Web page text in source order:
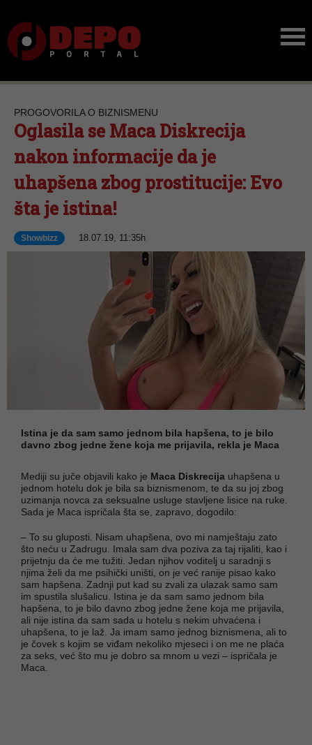
PROGOVORILA O BIZNISMENU
Oglasila se Maca Diskrecija
nakon informacije da je
uhapšena zbog prostitucije: Evo
šta je istina!
Showbizz 18.07.19, 11:35h
Istina je da sam samo jednom bila hapšena, to je bilo
davno zbog jedne žene koja me prijavila, rekla je Maca
Mediji su juče objavili kako je Maca Diskrecija uhapšena u
jednom hotelu dok je bila sa biznismenom, te da su joj zbog
uzimanja novca za seksualne usluge stavljene lisice na ruke.
Sada je Maca ispričala šta se, zapravo, dogodilo:
– To su gluposti. Nisam uhapšena, ovo mi namještaju zato
što neću u Zadrugu. Imala sam dva poziva za taj rijaliti, kao i
prijetnju da će me tužiti. Jedan njihov voditelj u saradnji s
njima želi da me psihički uništi, on je već ranije pisao kako
sam hapšena. Zadnji put kad su zvali za ulazak samo sam
im spustila slušalicu. Istina je da sam samo jednom bila
hapšena, to je bilo davno zbog jedne žene koja me prijavila,
ali nije istina da sam sada u hotelu s nekim uhvaćena i
uhapšena, to je laž. Ja imam samo jednog biznismena, ali to
je čovek s kojim se viđam nekoliko mjeseci i on me ne plaća
za seks, već što mu je dobro sa mnom u vezi – ispričala je
Maca.